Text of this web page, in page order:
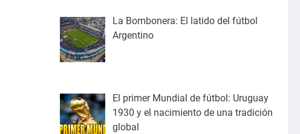
La Bombonera: El latido del fútbol
Argentino
El primer Mundial de fútbol: Uruguay
1930 y el nacimiento de una tradición
global